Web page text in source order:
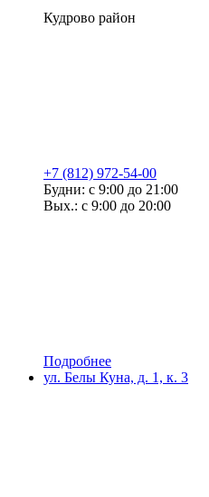
Кудрово район
+7 (812) 972-54-00
Будни: с 9:00 до 21:00
Вых.: с 9:00 до 20:00
Подробнее
ул. Белы Куна, д. 1, к. 3